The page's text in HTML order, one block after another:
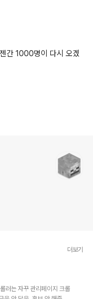
간 1000명이 다시 오겠
더보기
러는 자꾸 관리페이지 크롤